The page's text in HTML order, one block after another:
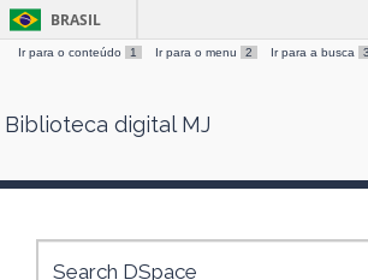
Skip
BRASIL
Ir para o conteúdo 1 Ir para o menu 2 Ir para a busca 3
Biblioteca digital MJ